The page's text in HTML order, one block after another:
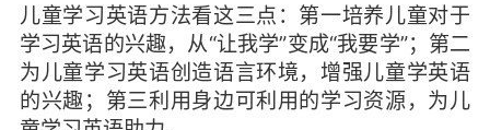
儿童学习英语方法看这三点：第一培养儿童对于
学习英语的兴趣，从“让我学”变成“我要学”；第二
为儿童学习英语创造语言环境，增强儿童学英语
的兴趣；第三利用身边可利用的学习资源，为儿